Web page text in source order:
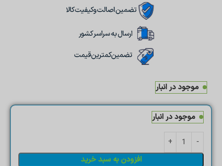
موجود در انبار
موجود در انبار
افزودن به سبد خرید